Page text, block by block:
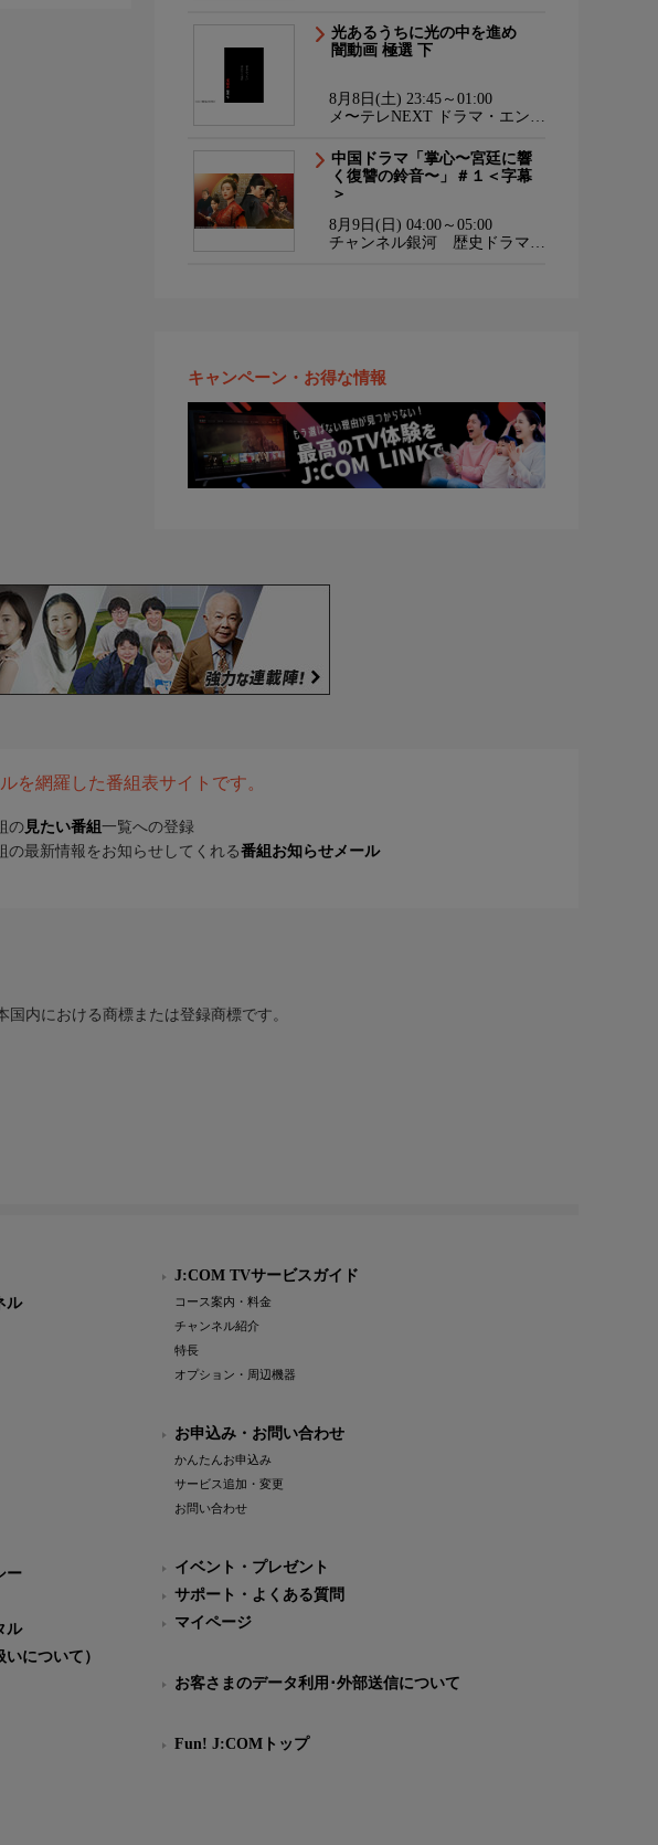
光あるうちに光の中を進め
闇動画 極選 下
8月8日(土) 23:45～01:00
メ〜テレNEXT ドラマ・エンタ
中国ドラマ「掌心〜宮廷に響
く復讐の鈴音〜」＃１＜字幕
＞
8月9日(日) 04:00～05:00
チャンネル銀河 歴史ドラマ・
キャンペーン・お得な情報
を網羅した番組表サイトです。
の 見たい番組 一覧への登録
の最新情報をお知らせしてくれる番組お知らせメール
内における商標または登録商標です。
ル
ー
ル
いについて）
J:COM TVサービスガイド
コース案内・料金
チャンネル紹介
特長
オプション・周辺機器
お申込み・お問い合わせ
かんたんお申込み
サービス追加・変更
お問い合わせ
イベント・プレゼント
サポート・よくある質問
マイページ
お客さまのデータ利用･外部送信について
Fun! J:COMトップ